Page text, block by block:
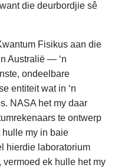
die deurbordjie sê
Fisikus aan die
Australië — ‘n
ondeelbare
entiteit wat in ‘n
NASA het my daar
te ontwerp
hulle my in baie
hierdie laboratorium
ek hulle het my